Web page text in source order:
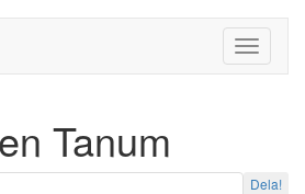
Toggle
Tanum
Dela!